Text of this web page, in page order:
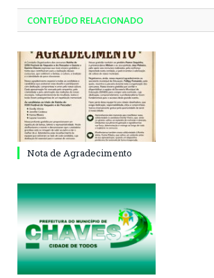
CONTEÚDO RELACIONADO
Nota de Agradecimento